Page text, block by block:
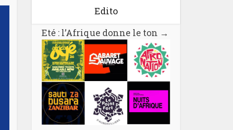
Edito
Eté : l’Afrique donne le ton →